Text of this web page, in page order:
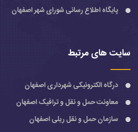
پایگاه اطلاع رسانی شورای شهر اصفهان
سایت های مرتبط
درگاه الکترونیکی شهرداری اصفهان
معاونت حمل و نقل و ترافیک اصفهان
سازمان حمل و نقل ریلی اصفهان